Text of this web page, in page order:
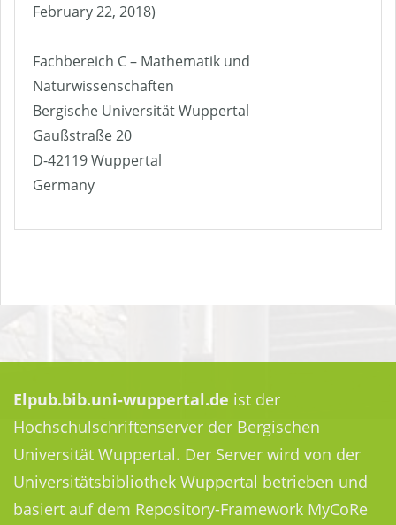
February 22, 2018)
Fachbereich C – Mathematik und
Naturwissenschaften
Bergische Universität Wuppertal
Gaußstraße 20
D-42119 Wuppertal
Germany
Elpub.bib.uni-wuppertal.de ist der
Hochschulschriftenserver der Bergischen
Universität Wuppertal. Der Server wird von der
Universitätsbibliothek Wuppertal betrieben und
basiert auf dem Repository-Framework MyCoRe